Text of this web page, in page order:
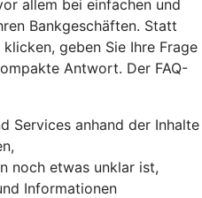
allem bei einfachen und
Bankgeschäften. Statt
geben Sie Ihre Frage
Antwort. Der FAQ-
Services anhand der Inhalte
noch etwas unklar ist,
Informationen